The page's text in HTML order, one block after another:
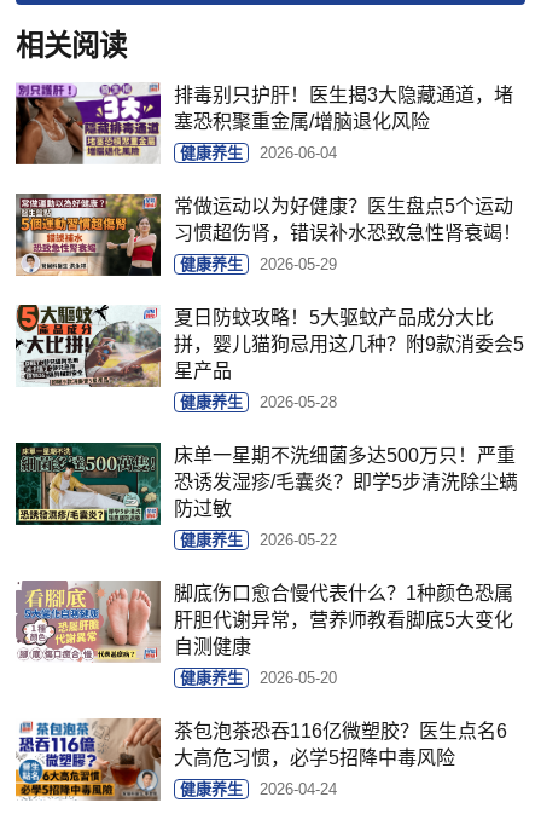
相关阅读
排毒别只护肝！医生揭3大隐藏通道，堵
塞恐积聚重金属/增脑退化风险
健康养生 2026-06-04
常做运动以为好健康？医生盘点5个运动
习惯超伤肾，错误补水恐致急性肾衰竭！
健康养生 2026-05-29
夏日防蚊攻略！5大驱蚊产品成分大比
拼，婴儿猫狗忌用这几种？附9款消委会5
星产品
健康养生 2026-05-28
床单一星期不洗细菌多达500万只！严重
恐诱发湿疹/毛囊炎？即学5步清洗除尘螨
防过敏
健康养生 2026-05-22
脚底伤口愈合慢代表什么？1种颜色恐属
肝胆代谢异常，营养师教看脚底5大变化
自测健康
健康养生 2026-05-20
茶包泡茶恐吞116亿微塑胶？医生点名6
大高危习惯，必学5招降中毒风险
健康养生 2026-04-24